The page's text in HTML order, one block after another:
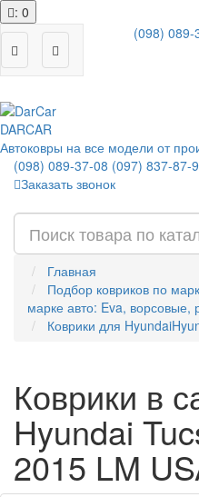
: 0
(098) 089-
DARCAR
Автоковры на все модели от
(098) 089-37-08 (097) 837-87-
Заказать звонок
Главная
Подбор ковриков по
марке авто: Eva, ворсовые,
Коврики для Hyundai
Коврики в
Hyundai
2015 LM